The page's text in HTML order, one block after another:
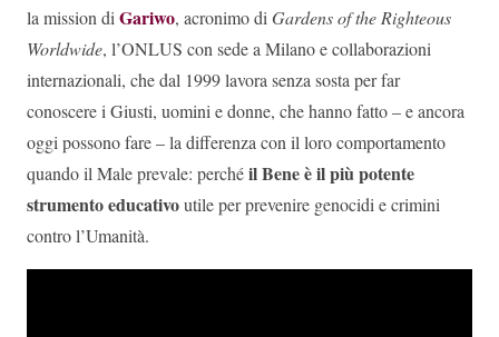
la mission diGariwo, acronimo diGardens of the Righteous
Worldwide, l’ONLUS con sede a Milano e collaborazioni
internazionali, che dal 1999 lavora senza sosta per far
conoscere i Giusti, uomini e donne, che hanno fatto – e ancora
oggi possono fare – la differenza con il loro comportamento
quando il Male prevale: perchéil Bene è il più potente
strumento educativoutile per prevenire genocidi e crimini
contro l’Umanità.